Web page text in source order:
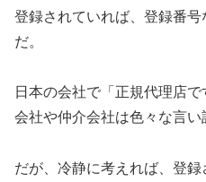
登録されていれば、登録番
だ。
日本の会社で「正規代理店
会社や仲介会社は色々な言い
だが、冷静に考えれば、登